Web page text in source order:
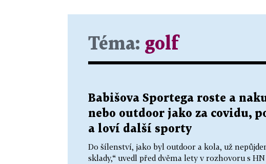
Téma: golf
Babišova Sportega roste a
nebo outdoor jako za covidu,
a loví další sporty
Do šílenství, jako byl outdoor a kola, už
sklady,“ uvedl před dvěma lety v rozhovoru s